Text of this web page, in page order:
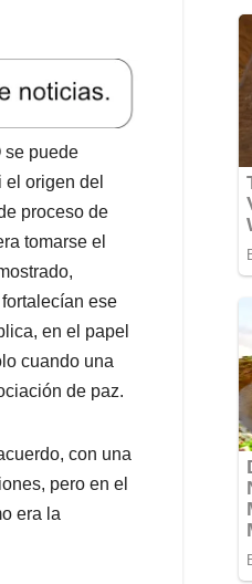
se puede
origen del
proceso de
tomarse el
ese
en el papel
cuando una
de paz.
con una
pero en el
era la